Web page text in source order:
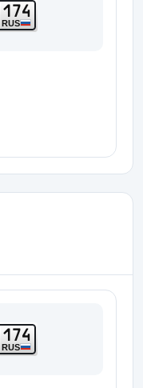
174
RUS
174
RUS